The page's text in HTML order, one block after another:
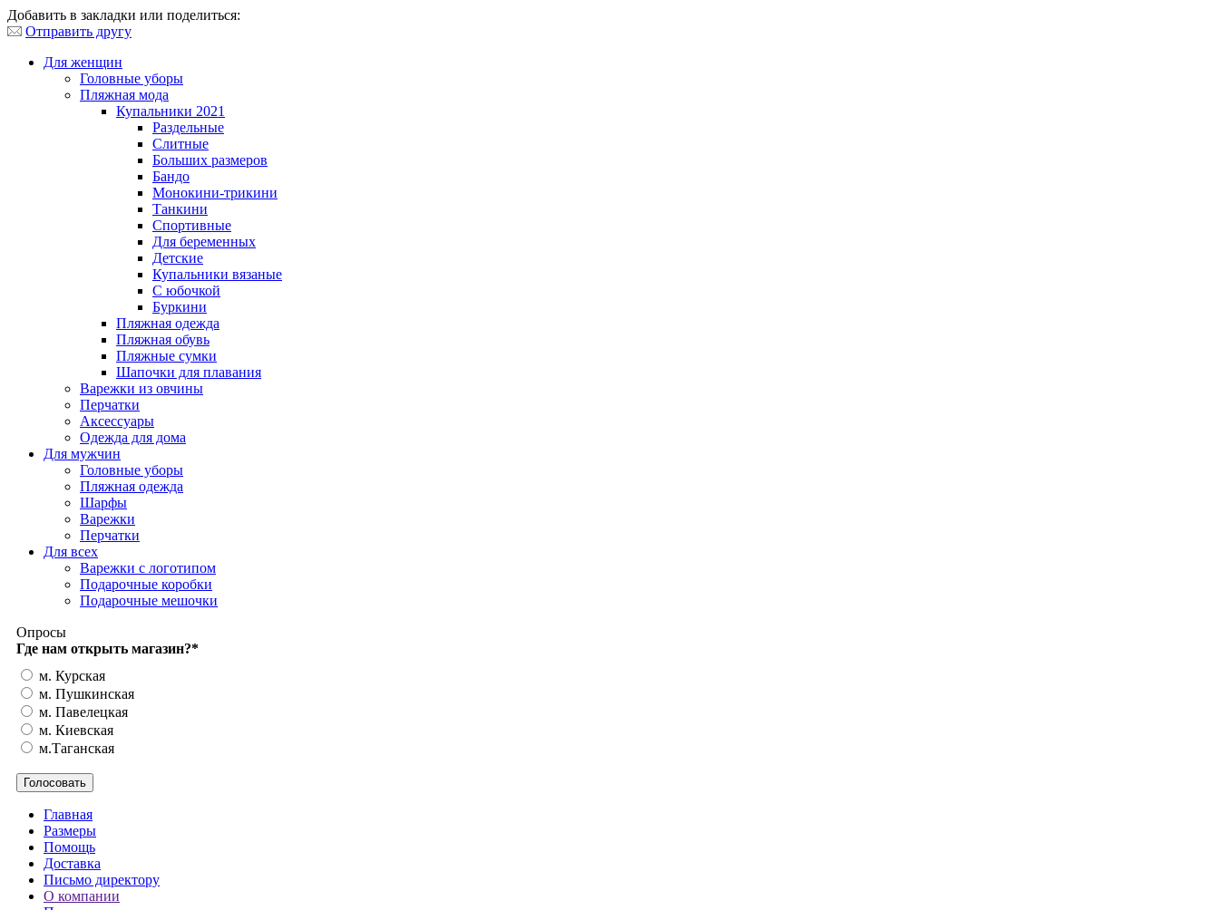
Добавить в закладки или поделиться:
Отправить другу
Для женщин
Головные уборы
Пляжная мода
Купальники 2021
Раздельные
Слитные
Больших размеров
Бандо
Монокини-трикини
Танкини
Спортивные
Для беременных
Детские
Купальники вязаные
С юбочкой
Буркини
Пляжная одежда
Пляжная обувь
Пляжные сумки
Шапочки для плавания
Варежки из овчины
Перчатки
Аксессуары
Одежда для дома
Для мужчин
Головные уборы
Пляжная одежда
Шарфы
Варежки
Перчатки
Для всех
Варежки с логотипом
Подарочные коробки
Подарочные мешочки
Опросы
Где нам открыть магазин?*
м. Курская
м. Пушкинская
м. Павелецкая
м. Киевская
м.Таганская
Главная
Размеры
Помощь
Доставка
Письмо директору
О компании